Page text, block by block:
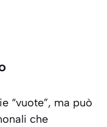
“vuote”, ma può
che